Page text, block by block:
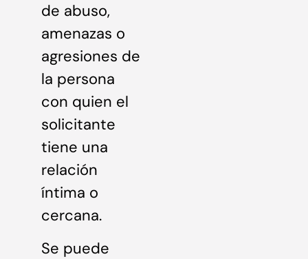
de abuso,
amenazas o
agresiones de
la persona
con quien el
solicitante
tiene una
relación
íntima o
cercana.
Se puede